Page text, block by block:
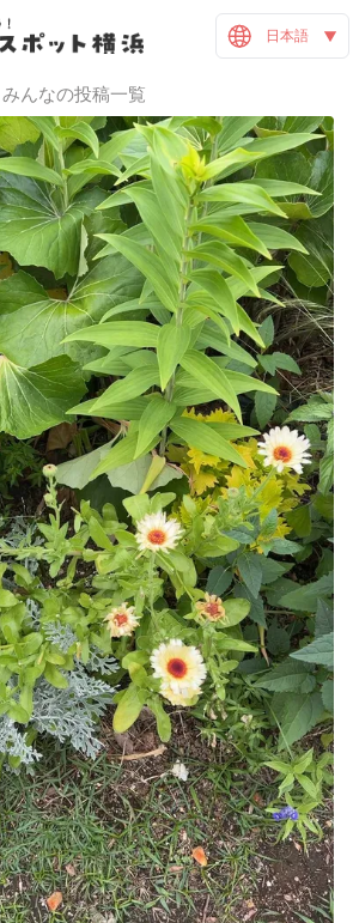
日本語
みんなの投稿一覧